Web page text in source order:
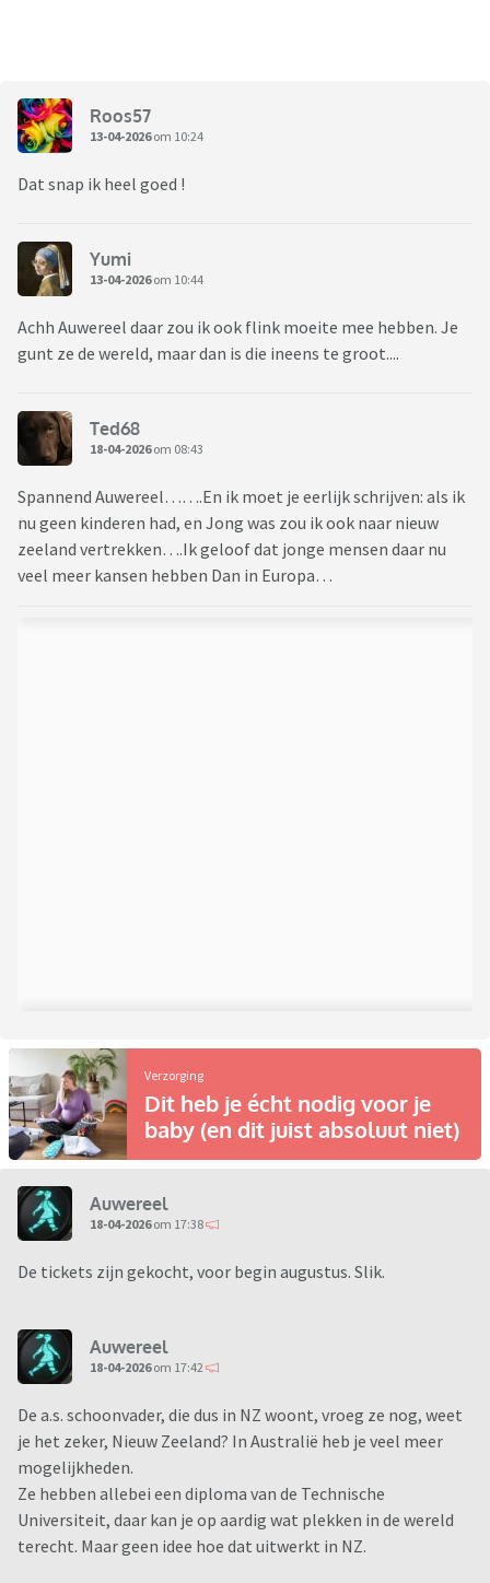
Roos57
13-04-2026om 10:24
Dat snap ik heel goed !
Yumi
13-04-2026om 10:44
Achh Auwereel daar zou ik ook flink moeite mee hebben. Je
gunt ze de wereld, maar dan is die ineens te groot....
Ted68
18-04-2026om 08:43
Spannend Auwereel…….En ik moet je eerlijk schrijven: als ik
nu geen kinderen had, en Jong was zou ik ook naar nieuw
zeeland vertrekken….Ik geloof dat jonge mensen daar nu
veel meer kansen hebben Dan in Europa…
Verzorging
Dit heb je écht nodig voor je
baby (en dit juist absoluut niet)
Auwereel
18-04-2026om 17:38
De tickets zijn gekocht, voor begin augustus. Slik.
Auwereel
18-04-2026om 17:42
De a.s. schoonvader, die dus in NZ woont, vroeg ze nog, weet
je het zeker, Nieuw Zeeland? In Australië heb je veel meer
mogelijkheden.
Ze hebben allebei een diploma van de Technische
Universiteit, daar kan je op aardig wat plekken in de wereld
terecht. Maar geen idee hoe dat uitwerkt in NZ.